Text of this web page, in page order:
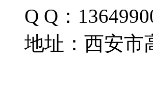
Q Q：
地址：西安市